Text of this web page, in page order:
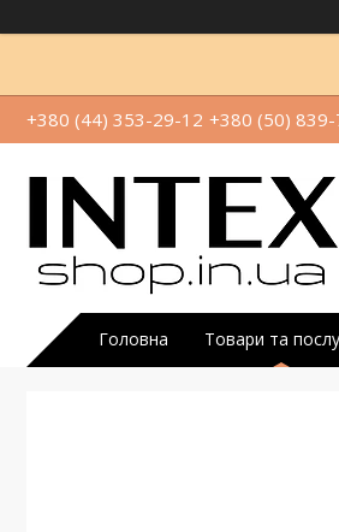
+380 (44) 353-29-12 +380 (50)
Головна Товари та